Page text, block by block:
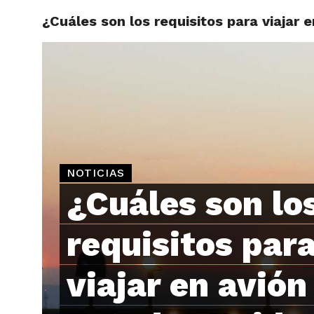
¿Cuáles son los requisitos para viajar
NOTICIAS
¿Cuáles son
requisitos
viajar en avión